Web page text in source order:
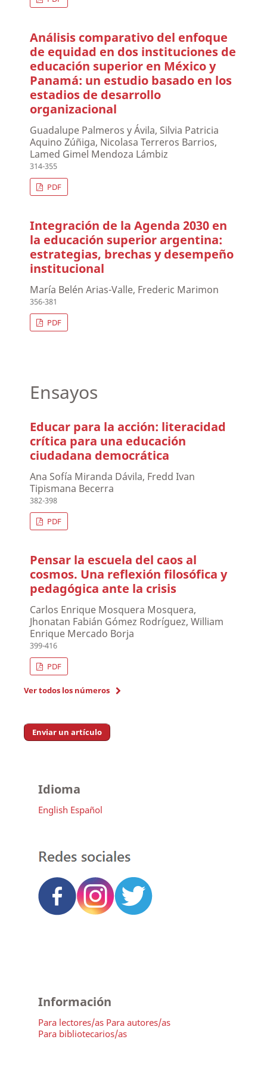
Análisis comparativo del enfoque
de equidad en dos instituciones de
educación superior en México y
Panamá: un estudio basado en los
estadios de desarrollo
organizacional
Guadalupe Palmeros y Ávila, Silvia Patricia
Aquino Zúñiga, Nicolasa Terreros Barrios,
Lamed Gimel Mendoza Lámbiz
314-355
PDF
Integración de la Agenda 2030 en
la educación superior argentina:
estrategias, brechas y desempeño
institucional
María Belén Arias-Valle, Frederic Marimon
356-381
PDF
Ensayos
Educar para la acción: literacidad
crítica para una educación
ciudadana democrática
Ana Sofía Miranda Dávila, Fredd Ivan
Tipismana Becerra
382-398
PDF
Pensar la escuela del caos al
cosmos. Una reflexión filosófica y
pedagógica ante la crisis
Carlos Enrique Mosquera Mosquera,
Jhonatan Fabián Gómez Rodríguez, William
Enrique Mercado Borja
399-416
PDF
Ver todos los números
Enviar un artículo
Idioma
English Español
Información
Para lectores/as Para autores/as
Para bibliotecarios/as